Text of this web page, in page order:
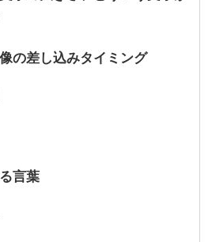
の差し込みタイミング
言葉